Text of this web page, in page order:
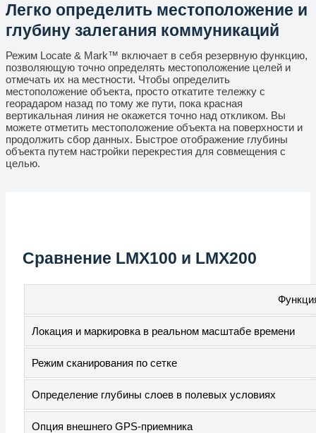
Легко определить местоположение и
глубину залегания коммуникаций
Режим Locate & Mark™ включает в себя резервную функцию,
позволяющую точно определять местоположение целей и
отмечать их на местности. Чтобы определить
местоположение объекта, просто откатите тележку с
георадаром назад по тому же пути, пока красная
вертикальная линия не окажется точно над откликом. Вы
можете отметить местоположение объекта на поверхности и
продолжить сбор данных. Быстрое отображение глубины
объекта путем настройки перекрестия для совмещения с
целью.
Сравнение LMX100 и LMX200
Локация и маркировка в реальном масштабе времени
Режим сканирования по сетке
Определение глубины слоев в полевых условиях
Опция внешнего GPS-приемника